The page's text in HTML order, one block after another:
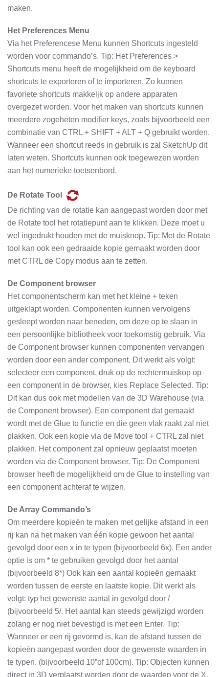
maken.
Het Preferences Menu
Via het Preferencese Menu kunnen Shortcuts ingesteld
worden voor commando’s. Tip: Het Preferences >
Shortcuts menu heeft de mogelijkheid om de keyboard
shortcuts te exporteren of te importeren. Zo kunnen
favoriete shortcuts makkeljk op andere apparaten
overgezet worden. Voor het maken van shortcuts kunnen
meerdere zogeheten modifier keys, zoals bijvoorbeeld een
combinatie van CTRL + SHIFT + ALT + Q gebruikt worden.
Wanneer een shortcut reeds in gebruik is zal SketchUp dit
laten weten. Shortcuts kunnen ook toegewezen worden
aan het numerieke toetsenbord.
De Rotate Tool
De richting van de rotatie kan aangepast worden door met
de Rotate tool het rotatiepunt aan te klikken. Deze moet u
wel ingedrukt houden met de muisknop. Tip: Met de Rotate
tool kan ook een gedraaide kopie gemaakt worden door
met CTRL de Copy modus aan te zetten.
De Component browser
Het componentscherm kan met het kleine + teken
uitgeklapt worden. Componenten kunnen vervolgens
gesleept worden naar beneden, om deze op te slaan in
een persoonlijke bibliotheek voor toekomstig gebruik. Via
de Component browser kunnen componenten vervangen
worden door een ander component. Dit werkt als volgt:
selecteer een component, druk op de rechtermuiskop op
een component in de browser, kies Replace Selected. Tip:
Dit kan dus ook met modellen van de 3D Warehouse (via
de Component browser). Een component dat gemaakt
wordt met de Glue to functie en die geen vlak raakt zal niet
plakken. Ook een kopie via de Move tool + CTRL zal niet
plakken. Het component zal opnieuw geplaatst moeten
worden via de Component browser. Tip: De Component
browser heeft de mogelijkheid om de Glue to instelling van
een component achteraf te wijzen.
De Array Commando’s
Om meerdere kopieën te maken met gelijke afstand in een
rij kan na het maken van één kopie gewoon het aantal
gevolgd door een x in te typen (bijvoorbeeld 6x). Een ander
optie is om * te gebruiken gevolgd door het aantal
(bijvoorbeeld 8*) Ook kan een aantal kopieën gemaakt
worden tussen de eerste en laatste kopie. Dit werkt als
volgt: typ het gewenste aantal in gevolgd door /
(bijvoorbeeld 5/. Het aantal kan steeds gewijzigd worden
zolang er nog niet bevestigd is met een Enter. Tip:
Wanneer er een rij gevormd is, kan de afstand tussen de
kopieën aangepast worden door de gewenste waarden in
te typen. (bijvoorbeeld 10”of 100cm). Tip: Objecten kunnen
direct in 3D verplaatst worden door de waarden voor de X,